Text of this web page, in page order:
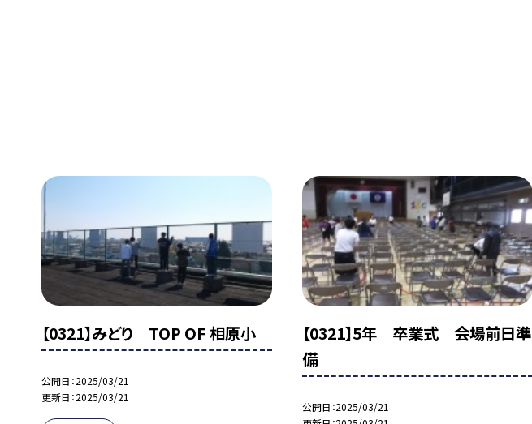
【0321】みどり TOP OF 相原小
公開日 2025/03/21
更新日 2025/03/21
【0321】5年 卒業式 会場前日準
備
公開日 2025/03/21